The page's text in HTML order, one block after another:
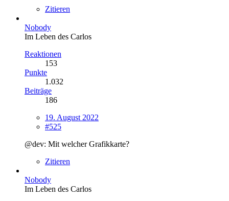
Zitieren
Nobody
Im Leben des Carlos
Reaktionen
153
Punkte
1.032
Beiträge
186
19. August 2022
#525
@dev: Mit welcher Grafikkarte?
Zitieren
Nobody
Im Leben des Carlos